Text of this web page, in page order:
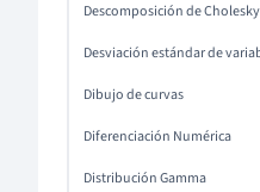
Descomposición de Cholesky
Desviación estándar de
Dibujo de curvas
Diferenciación Numérica
Distribución Gamma